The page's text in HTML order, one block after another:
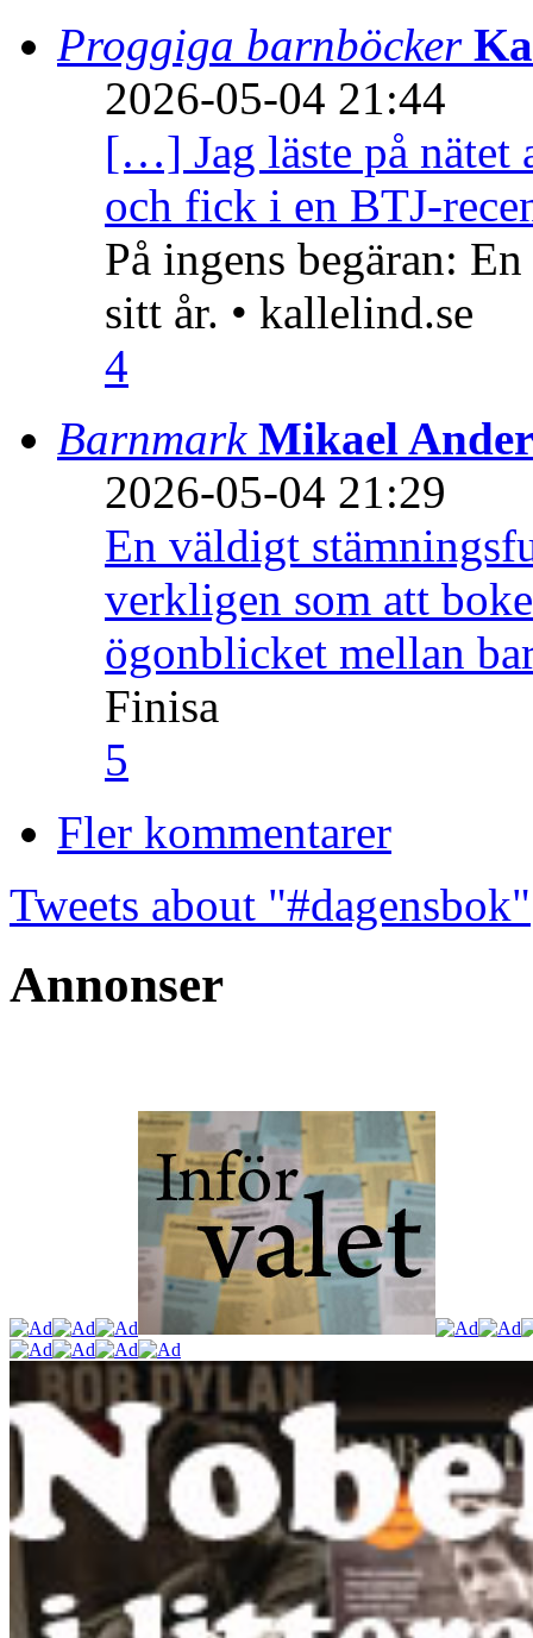
Proggiga barnböcker
2026-05-04 21:44
[…] Jag läste på nätet
och fick i en BTJ-
På ingens begäran:
sitt år. • kallelind.se
4
Barnmark Mikael
2026-05-04 21:29
En väldigt
verkligen som att
ögonblicket mellan
Finisa
5
Fler kommentarer
Tweets about "#dagensbok"
Annonser